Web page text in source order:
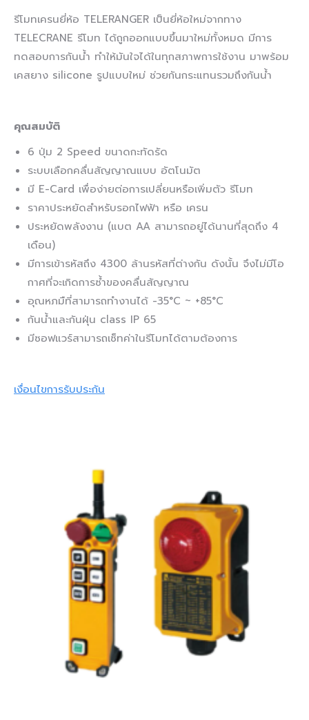
รีโมทเครนยี่ห้อ TELERANGER เป็นยี่ห้อใหม่จากทาง
TELECRANE รีโมท ได้ถูกออกแบบขึ้นมาใหม่ทั้งหมด มีการ
ทดสอบการกันน้ำ ทำให้มันใจได้ในทุกสภาพการใช้งาน มาพร้อม
เคสยาง silicone รูปแบบใหม่ ช่วยกันกระแทนรวมถึงกันน้ำ
คุณสมบัติ
6 ปุ่ม 2 Speed ขนาดกะทัดรัด
ระบบเลือกคลื่นสัญญาณแบบ อัตโนมัต
มี E-Card เพื่อง่ายต่อการเปลี่ยนหรือเพิ่มตัว รีโมท
ราคาประหยัดสำหรับรอกไฟฟ้า หรือ เครน
ประหยัดพลังงาน (แบต AA สามารถอยู่ได้นานที่สุดถึง 4
เดือน)
มีการเข้ารหัสถึง 4300 ล้านรหัสที่ต่างกัน ดังนั้น จึงไม่มีโอ
กาศที่จะเกิดการซ้ำของคลื่นสัญญาณ
อุณหภมืที่สามารถทำงานได้ -35°C ~ +85°C
กันน้ำและกันฝุ่น class IP 65
มีซอฟแวร์สามารถเซ็ทค่าในรีโมทได้ตามต้องการ
เงื่อนไขการรับประกัน